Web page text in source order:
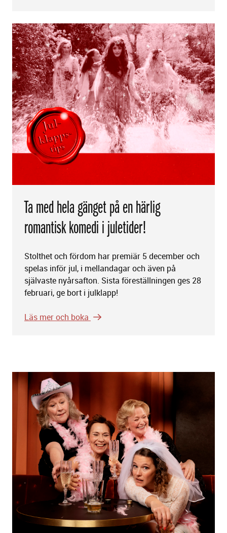
Ta med hela gänget på en härlig
romantisk komedi i juletider!
Stolthet och fördom har premiär 5 december och
spelas inför jul, i mellandagar och även på
självaste nyårsafton. Sista föreställningen ges 28
februari, ge bort i julklapp!
Läs mer och boka